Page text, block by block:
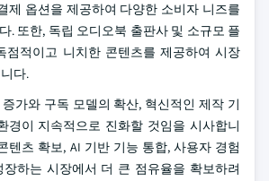
제 옵션을 제공하여 다양한 소비자 니즈를
. 또한, 독립 오디오북 출판사 및 소규모 플
점적이고 니치한 콘텐츠를 제공하여 시장
다.
가와 구독 모델의 확산, 혁신적인 제작 기
경이 지속적으로 진화할 것임을 시사합니
텐츠 확보, AI 기반 기능 통합, 사용자 경험
하는 시장에서 더 큰 점유율을 확보하려